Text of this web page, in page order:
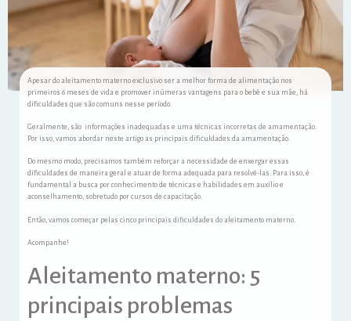
Apesar do aleitamento materno exclusivo ser a melhor forma de alimentação nos
primeiros 6 meses de vida e promover inúmeras vantagens para o bebê e sua mãe, há
dificuldades que são comuns nesse período.
Geralmente, são informações inadequadas e uma técnicas incorretas de amamentação.
Por isso, vamos abordar neste artigo as principais dificuldades da amamentação.
Do mesmo modo, precisamos também reforçar a necessidade de enxergar essas
dificuldades de maneira geral e atuar de forma adequada para resolvê-las. Para isso, é
fundamental a busca por conhecimento de técnicas e habilidades em auxílio e
aconselhamento, sobretudo por cursos de capacitação.
Então, vamos começar pelas cinco principais dificuldades do aleitamento materno.
Acompanhe!
Aleitamento materno: 5
principais problemas